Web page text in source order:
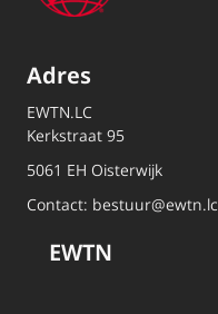
Adres
EWTN.LC
Kerkstraat 95
5061 EH Oisterwijk
Contact: bestuur@ewtn.lc
EWTN